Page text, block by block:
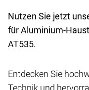
Nutzen Sie jetzt
für Aluminium-
AT535.
Entdecken Sie
Technik und